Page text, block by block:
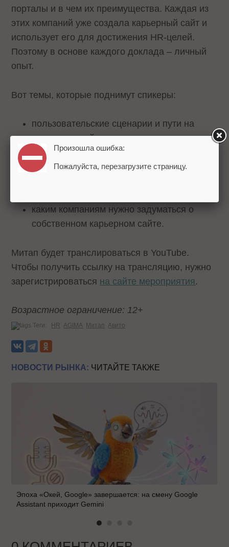
порталы и в чем их преимущества. Каждая из
этих компаний уже создала карьерный сайт и
использует его для достижения HR-целей.
Поэтому в основе каждого доклада – личный
опыт.
Вот темы, которые поднимут спикеры:
пользовательские сценарии и пути на
карьерном сайте;
какие фичи делают карьерный сайт
незаменимым для компании;
каким компаниям нужно задуматься о
собственном карьерном сайте.
Митап будет транслироваться в YouTube.
Чтобы получить ссылку на трансляцию, нужно
зарегистрироваться на сайте мероприятия.
Возрастное ограничение: 12+
Теги: HR AGIMA Митап Авито
НОВОСТИ РЫНКА: ЧИТАЙТЕ ТАКЖЕ
Эпоха «Окей, Google» завершается: на смену Google
Assistant приходит Gemini
Произошла ошибка:
Пожалуйста, перезагрузите страницу.